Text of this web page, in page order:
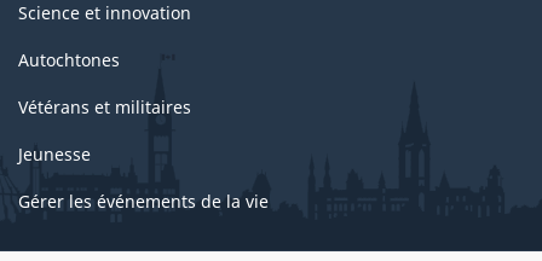
Science et innovation
Autochtones
Vétérans et militaires
Jeunesse
Gérer les événements de la vie